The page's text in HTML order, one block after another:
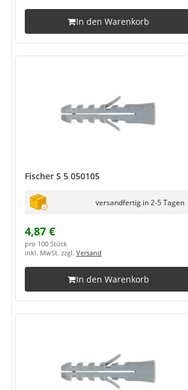
In den Warenkorb
Fischer S 5 050105
versandfertig in 2-5 Tagen
4,87 €
pro 100 Stück
inkl. MwSt. zzgl. Versand
In den Warenkorb